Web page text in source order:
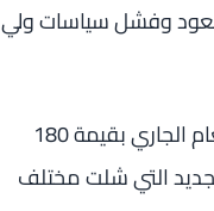
وفشل سياسات ولي
وسجلت دول الخليج عجزاً مالياً متفاقما خلال الأشهر الستة الأولى من العام الجاري بقيمة 180
التي شلت مختلف